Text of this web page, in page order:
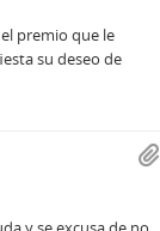
premio que le
su deseo de